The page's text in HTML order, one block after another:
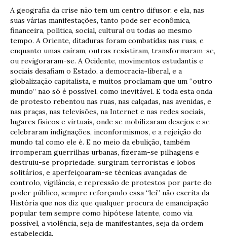
A geografia da crise não tem um centro difusor, e ela, nas
suas várias manifestações, tanto pode ser econômica,
financeira, política, social, cultural ou todas ao mesmo
tempo. A Oriente, ditaduras foram combatidas nas ruas, e
enquanto umas caíram, outras resistiram, transformaram-se,
ou revigoraram-se. A Ocidente, movimentos estudantis e
sociais desafiam o Estado, a democracia-liberal, e a
globalização capitalista, e muitos proclamam que um “outro
mundo” não só é possível, como inevitável. E toda esta onda
de protesto rebentou nas ruas, nas calçadas, nas avenidas, e
nas praças, nas televisões, na Internet e nas redes sociais,
lugares físicos e virtuais, onde se mobilizaram desejos e se
celebraram indignações, inconformismos, e a rejeição do
mundo tal como ele é. E no meio da ebulição, também
irromperam guerrilhas urbanas, fizeram-se pilhagens e
destruiu-se propriedade, surgiram terroristas e lobos
solitários, e aperfeiçoaram-se técnicas avançadas de
controlo, vigilância, e repressão de protestos por parte do
poder público, sempre reforçando essa “lei” não escrita da
História que nos diz que qualquer procura de emancipação
popular tem sempre como hipótese latente, como via
possível, a violência, seja de manifestantes, seja da ordem
estabelecida.